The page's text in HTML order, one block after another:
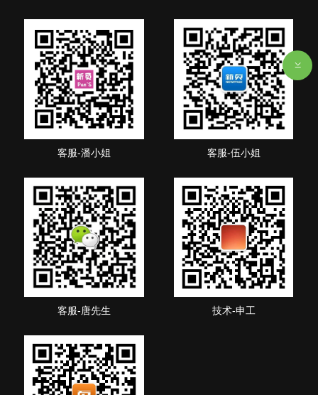
客服-潘小姐 客服-伍小姐
客服-唐先生 技术-申工